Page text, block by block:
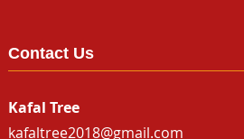
Contact Us
Kafal Tree
kafaltree2018@gmail.com